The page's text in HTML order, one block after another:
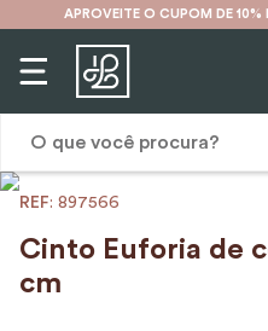
APROVEITE O CUPOM DE 10%
: 897566
Cinto Euforia de
cm
karina
2º